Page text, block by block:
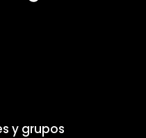
y grupos